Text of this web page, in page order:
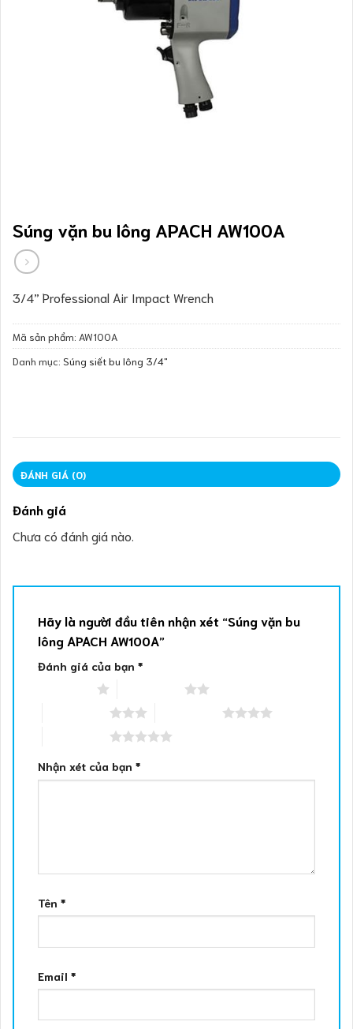
Súng vặn bu lông APACH AW100A
3/4” Professional Air Impact Wrench
Mã sản phẩm: AW100A
Danh mục: Súng siết bu lông 3/4"
ĐÁNH GIÁ (0)
Đánh giá
Chưa có đánh giá nào.
Hãy là người đầu tiên nhận xét “Súng vặn bu
lông APACH AW100A”
Đánh giá của bạn *
Nhận xét của bạn *
Tên *
Email *